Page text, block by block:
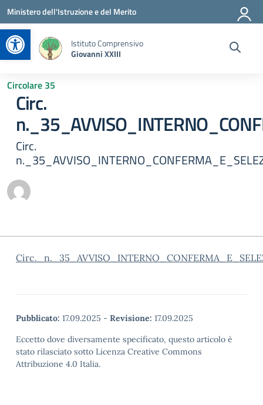
Apri la barra degli strumenti
Vai ai contenuti
Vai al menu di navigazione
Vai al footer
Ministero dell'Istruzione e del Merito
Istituto Comprensivo
Giovanni XXIII
Circolare 35
Circ.
Circ.
Pubblicato: 17.09.2025 - Revisione: 17.09.2025
Eccetto dove diversamente specificato, questo articolo è
stato rilasciato sotto Licenza Creative Commons
Attribuzione 4.0 Italia.